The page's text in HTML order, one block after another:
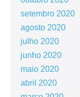
setembro 2020
agosto 2020
julho 2020
junho 2020
maio 2020
abril 2020